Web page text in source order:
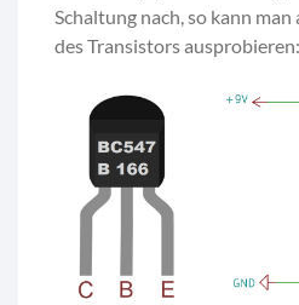
Schaltung nach, so kann
des Transistors ausprobieren: